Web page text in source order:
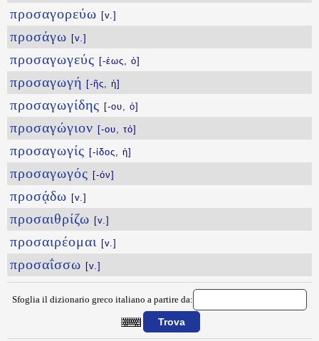
προσαγορεύω [v.]
προσάγω [v.]
προσαγωγεύς [-έως, ὁ]
προσαγωγή [-ῆς, ἡ]
προσαγωγίδης [-ου, ὁ]
προσαγώγιον [-ου, τό]
προσαγωγίς [-ίδος, ἡ]
προσαγωγός [-όν]
προσᾴδω [v.]
προσαιθρίζω [v.]
προσαιρέομαι [v.]
προσαΐσσω [v.]
Sfoglia il dizionario greco italiano a partire da: